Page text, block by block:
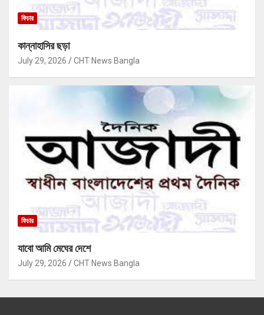
ফিচার
কান্নাহাসির ছড়া
July 29, 2026 CHT News Bangla
ফিচার
যাবো আমি মেঘের দেশে
July 29, 2026 CHT News Bangla